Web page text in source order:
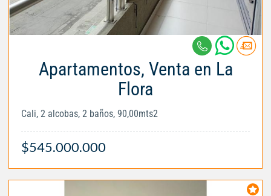
Apartamentos, Venta en La
Flora
Cali, 2 alcobas, 2 baños, 90,00mts2
$545.000.000